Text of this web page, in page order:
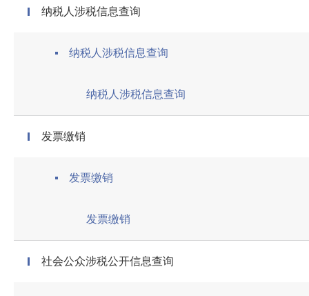
纳税人涉税信息查询
纳税人涉税信息查询
纳税人涉税信息查询
发票缴销
发票缴销
发票缴销
社会公众涉税公开信息查询